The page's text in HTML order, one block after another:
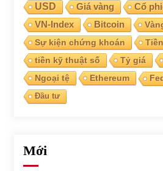
USD
Giá vàng Cổ
VN-Index Bitcoin
Sự kiện chứng khoán
tiền kỹ thuật số
Tỷ giá
Ngoại tệ
Ethereum
Đầu tư
Mới